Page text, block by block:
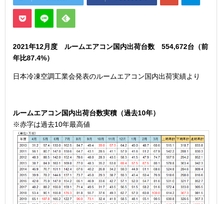
2021年12月度 ルームエアコン国内出荷台数 554,672台（前
年比87.4%）
日本冷凍空調工業会発表のルームエアコン国内出荷実績より
ルームエアコン国内出荷台数実積（過去10年）
※赤字は過去10年最高値